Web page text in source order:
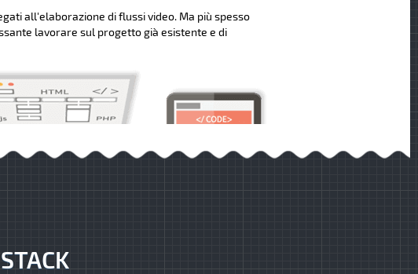
all'elaborazione di flussi video. Ma più spesso
lavorare sul progetto già esistente e di